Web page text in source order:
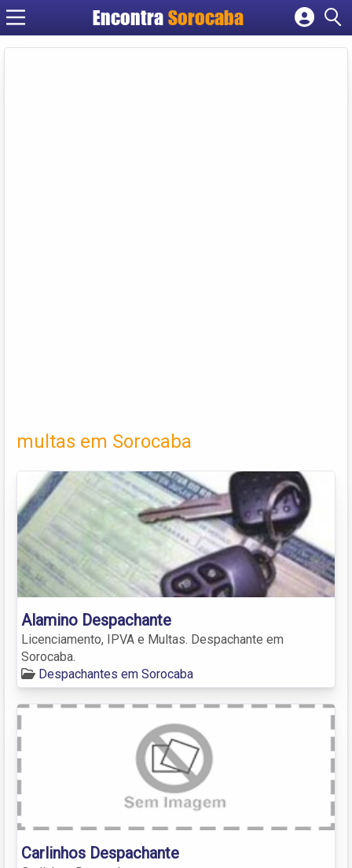
EncontraSorocaba
Cadastrar empresa
multas em Sorocaba
Alamino Despachante
Licenciamento, IPVA e Multas. Despachante em
Sorocaba.
Despachantes em Sorocaba
Carlinhos Despachante